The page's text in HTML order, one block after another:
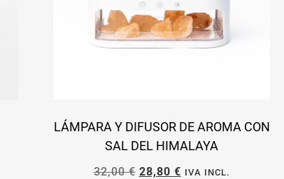
LÁMPARA Y DIFUSOR DE AROMA CON
SAL DEL HIMALAYA
32,00€ 28,80 € IVA INCL.